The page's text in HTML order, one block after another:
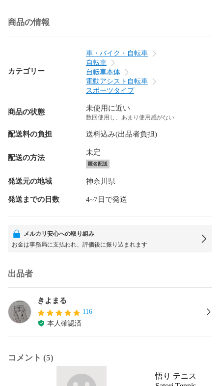
商品の情報
カテゴリー
車・バイク・自転車
自転車
自転車本体
電動アシスト自転車
スポーツタイプ
商品の状態 未使用に近い
数回使用し、あまり使用感がない
配送料の負担 送料込み(出品者負担)
配送の方法
未定
匿名配送
発送元の地域 神奈川県
発送までの日数 4~7日で発送
メルカリ安心への取り組み
お金は事務局に支払われ、評価後に振り込まれます
出品者
きよまる
116
本人確認済
コメント (5)
悟り テニス